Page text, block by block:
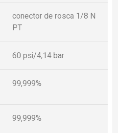
conector de rosca 1/8 N
PT
60 psi/4,14 bar
99,999%
99,999%